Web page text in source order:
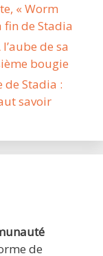
« Worm
fin de Stadia
de sa
bougie
de Stadia :
savoir
de